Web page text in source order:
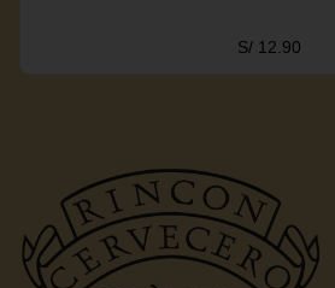
S/ 12.90